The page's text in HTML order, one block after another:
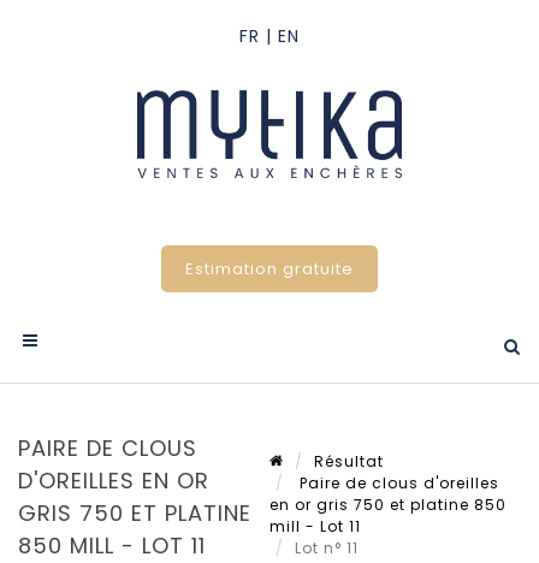
Estimation gratuite
PAIRE DE CLOUS
D'OREILLES EN OR
GRIS 750 ET PLATINE
850 MILL - LOT 11
Résultat
Paire de clous d'oreilles
en or gris 750 et platine 850
mill - Lot 11
Lot n° 11